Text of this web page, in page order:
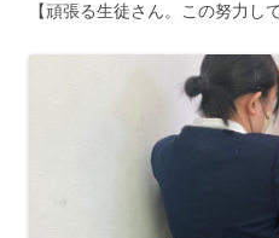
【頑張る生徒さん。この努力し